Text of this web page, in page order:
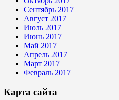
Сентябрь 2017
Август 2017
Июль 2017
Июнь 2017
Май 2017
Апрель 2017
Март 2017
Февраль 2017
Карта сайта